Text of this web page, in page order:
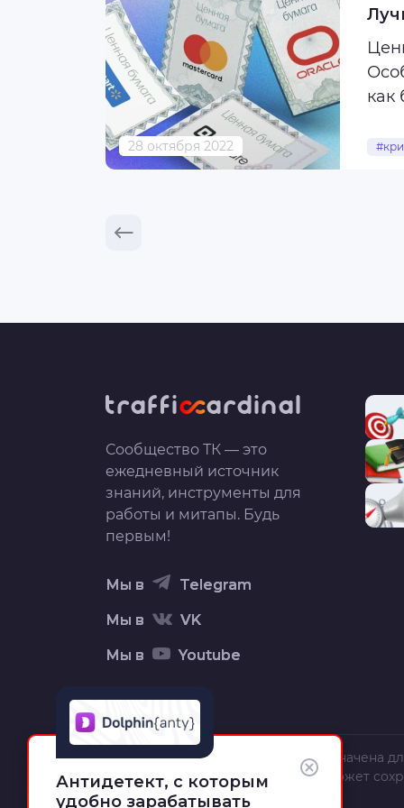
28 октября 2022
как
Сообщество ТК — это
ежедневный источник
знаний, инструменты для
работы и митапы. Будь
первым!
Мы в Telegram
Мы в VK
Мы в Youtube
Вся информация на сайте предназначена
текст, орфография и пунктуация может
полной и точной.
Антидетект, с которым
удобно зарабатывать